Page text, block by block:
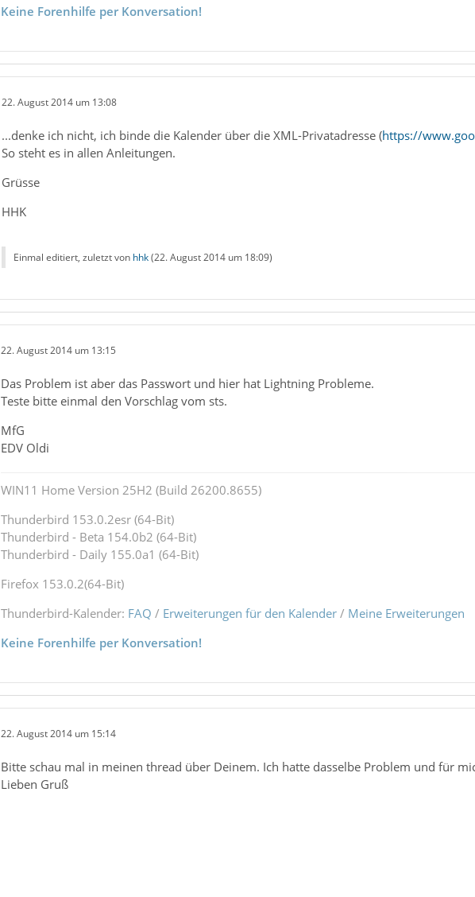
Keine Forenhilfe per Konversation!
22. August 2014 um 13:08
...denke ich nicht, ich binde die Kalender über die XML-Privatadresse (https://
So steht es in allen Anleitungen.
Grüsse
HHK
Einmal editiert, zuletzt von hhk(22. August 2014 um 18:09)
22. August 2014 um 13:15
Das Problem ist aber das Passwort und hier hat Lightning Probleme.
Teste bitte einmal den Vorschlag vom sts.
MfG
EDV Oldi
WIN11 Home Version 25H2 (Build 26200.8655)
Thunderbird 153.0.2esr (64-Bit)
Thunderbird - Beta 154.0b2 (64-Bit)
Thunderbird - Daily 155.0a1 (64-Bit)
Firefox 153.0.2(64-Bit)
Thunderbird-Kalender: FAQ / Erweiterungen für den Kalender/ Meine Erweiterungen
Keine Forenhilfe per Konversation!
22. August 2014 um 15:14
Bitte schau mal in meinen thread über Deinem. Ich hatte dasselbe Problem und für
Lieben Gruß